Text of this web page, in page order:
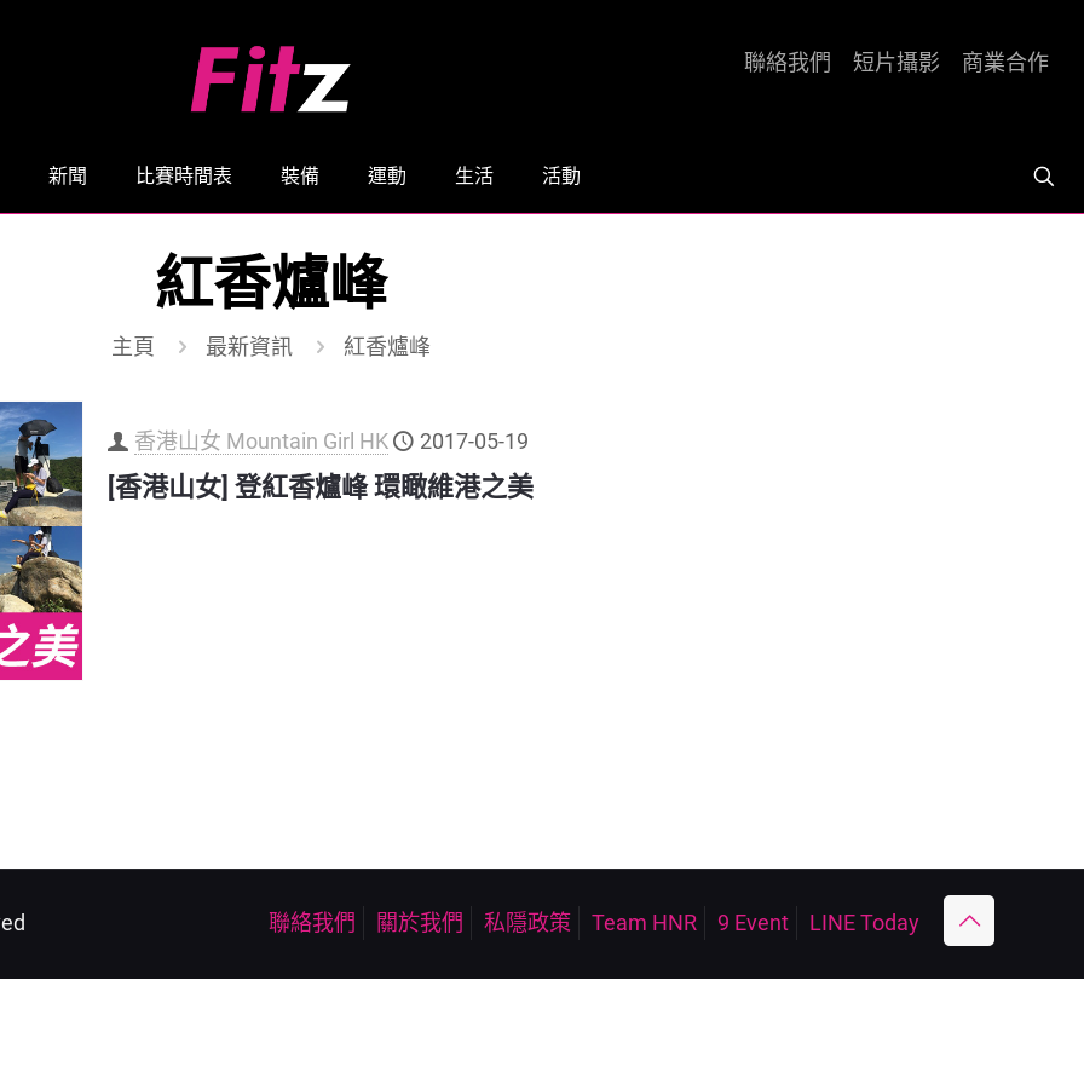
新聞 比賽時間表 裝備 運動 生活 活動
聯絡我們 短片攝影 商業合作
紅香爐峰
主頁 最新資訊 紅香爐峰
香港山女 Mountain Girl HK 2017-05-19
[香港山女] 登紅香爐峰 環瞰維港之美
聯絡我們 關於我們 私隱政策 Team HNR 9 Event LINE Today